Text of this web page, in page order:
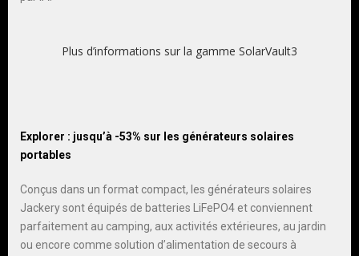
Plus d’informations sur la gamme SolarVault3
Explorer : jusqu’à -53% sur les générateurs solaires
portables
Conçus dans un format compact, les générateurs solaires
Jackery sont équipés de batteries LiFePO4 et conviennent
parfaitement au camping, aux activités extérieures, au jardin
ou encore comme solution d’alimentation de secours à